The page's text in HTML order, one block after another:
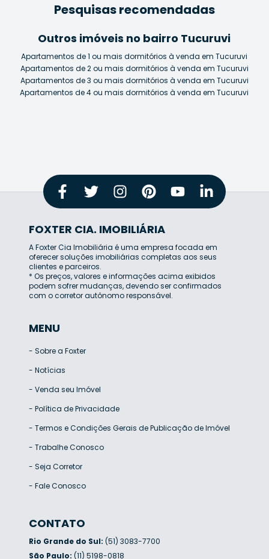
Pesquisas recomendadas
Outros imóveis no bairro Tucuruvi
Apartamentos de 1 ou mais dormitórios à venda em Tucuruvi
Apartamentos de 2 ou mais dormitórios à venda em Tucuruvi
Apartamentos de 3 ou mais dormitórios à venda em Tucuruvi
Apartamentos de 4 ou mais dormitórios à venda em Tucuruvi
FOXTER CIA. IMOBILIÁRIA
A Foxter Cia Imobiliária é uma empresa focada em
oferecer soluções imobiliárias completas aos seus
clientes e parceiros.
* Os preços, valores e informações acima exibidos
podem sofrer mudanças, devendo ser confirmados
com o corretor autônomo responsável.
MENU
- Sobre a Foxter
- Notícias
- Venda seu Imóvel
- Política de Privacidade
- Termos e Condições Gerais de Publicação de Imóvel
- Trabalhe Conosco
- Seja Corretor
- Fale Conosco
CONTATO
Rio Grande do Sul: (51) 3083-7700
São Paulo: (11) 5198-0818